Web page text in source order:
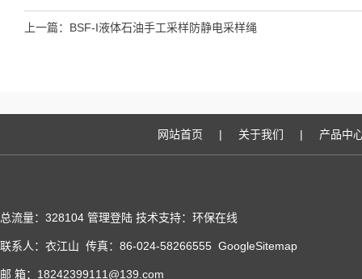
上一篇： BSF-I液体石油手工采样防静电采样绳
网站首页 | 关于我们 | 产品中
总流量：328104 管理登陆 技术支持： 环保在线
联系人：衣江山 传真：86-024-58266555 GoogleSitemap
邮 箱：18242399111@139.com